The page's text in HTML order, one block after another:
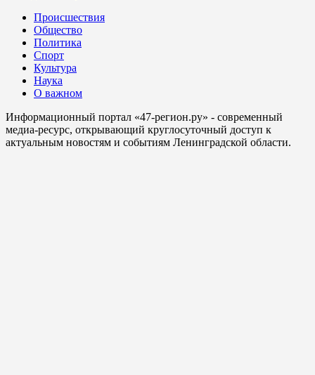
Происшествия
Общество
Политика
Спорт
Культура
Наука
О важном
Информационный портал «47-регион.ру» - современный
медиа-ресурс, открывающий круглосуточный доступ к
актуальным новостям и событиям Ленинградской области.